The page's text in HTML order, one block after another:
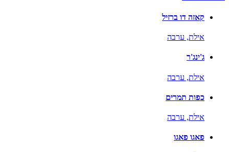
קאזה דו ברזיל
אילת, ערבה
ג'ינג'ר
אילת, ערבה
כפות תמרים
אילת, ערבה
פאגו פאגו